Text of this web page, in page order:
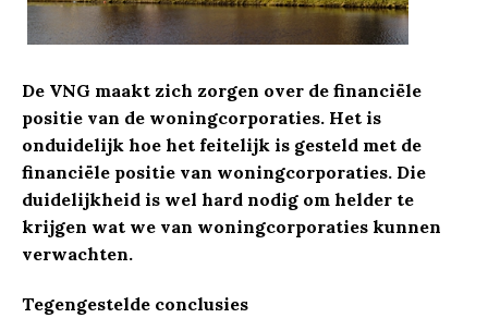
De VNG maakt zich zorgen over de financiële
positie van de woningcorporaties. Het is
onduidelijk hoe het feitelijk is gesteld met de
financiële positie van woningcorporaties. Die
duidelijkheid is wel hard nodig om helder te
krijgen wat we van woningcorporaties kunnen
verwachten.
Tegengestelde conclusies